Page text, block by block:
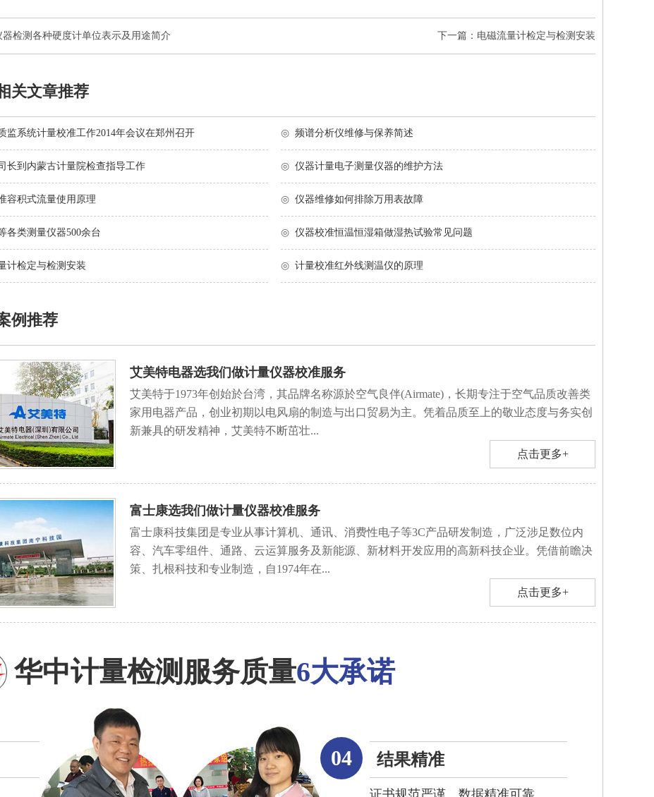
下一篇：电磁流量计检定与检测安装
器检测各种硬度计单位表示及用途简介
关文章推荐
监系统计量校准工作2014年会议在郑州召开 ◎ 频谱分析仪维修与保养简述
长到内蒙古计量院检查指导工作 ◎ 仪器计量电子测量仪器的维护方法
容积式流量使用原理 ◎ 仪器维修如何排除万用表故障
各类测量仪器500余台 ◎ 仪器校准恒温恒湿箱做湿热试验常见问题
计检定与检测安装 ◎ 计量校准红外线测温仪的原理
例推荐
艾美特电器选我们做计量仪器校准服务
艾美特于1973年创始於台湾，其品牌名称源於空气良伴(Airmate)，长期专注于空气品质改善类
家用电器产品，创业初期以电风扇的制造与出口贸易为主。凭着品质至上的敬业态度与务实创
新兼具的研发精神，艾美特不断茁壮...
点击更多+
富士康选我们做计量仪器校准服务
富士康科技集团是专业从事计算机、通讯、消费性电子等3C产品研发制造，广泛涉足数位内
容、汽车零组件、通路、云运算服务及新能源、新材料开发应用的高新科技企业。凭借前瞻决
策、扎根科技和专业制造，自1974年在...
点击更多+
华中计量检测服务质量6大承诺
04 结果精准
证书规范严谨、数据精准可靠